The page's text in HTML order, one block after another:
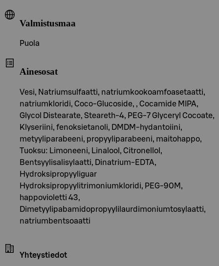
Valmistusmaa
Puola
Ainesosat
Vesi, Natriumsulfaatti, natriumkookoamfoasetaatti,
natriumkloridi, Coco-Glucoside, , Cocamide MIPA,
Glycol Distearate, Steareth-4, PEG-7 Glyceryl Cocoate,
Klyseriini, fenoksietanoli, DMDM-hydantoiini,
metyyliparabeeni, propyyliparabeeni, maitohappo,
Tuoksu: Limoneeni, Linalool, Citronellol,
Bentsyylisalisylaatti, Dinatrium-EDTA,
Hydroksipropyyliguar
Hydroksipropyylitrimoniumkloridi, PEG-90M,
happovioletti 43,
Dimetyylipabamidopropyylilaurdimoniumtosylaatti,
natriumbentsoaatti
Yhteystiedot